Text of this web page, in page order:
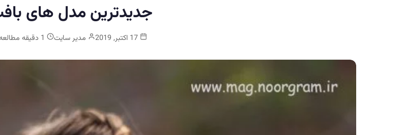
جدیدترین مدل های
17 اکتبر, 2019 مدیر سایت